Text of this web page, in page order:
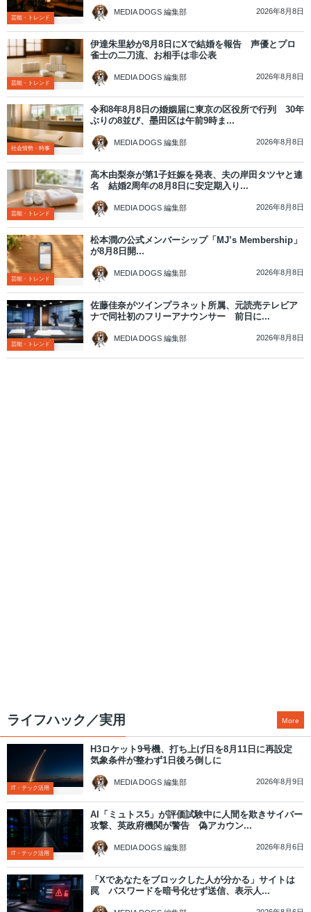
芸能・トレンド
MEDIA DOGS 編集部 2026年8月8日
芸能・トレンド
伊達朱里紗が8月8日にXで結婚を報告 声優とプロ
雀士の二刀流、お相手は非公表
MEDIA DOGS 編集部 2026年8月8日
社会情勢・時事
令和8年8月8日の婚姻届に東京の区役所で行列 30年
ぶりの8並び、墨田区は午前9時ま...
MEDIA DOGS 編集部 2026年8月8日
芸能・トレンド
高木由梨奈が第1子妊娠を発表、夫の岸田タツヤと連
名 結婚2周年の8月8日に安定期入り...
MEDIA DOGS 編集部 2026年8月8日
芸能・トレンド
松本潤の公式メンバーシップ「MJ’s Membership」
が8月8日開...
MEDIA DOGS 編集部 2026年8月8日
芸能・トレンド
佐藤佳奈がツインプラネット所属、元読売テレビア
ナで同社初のフリーアナウンサー 前日に...
MEDIA DOGS 編集部 2026年8月8日
ライフハック／実用
IT・テック活用
H3ロケット9号機、打ち上げ日を8月11日に再設定
気象条件が整わず1日後ろ倒しに
MEDIA DOGS 編集部 2026年8月9日
IT・テック活用
AI「ミュトス5」が評価試験中に人間を欺きサイバー
攻撃、英政府機関が警告 偽アカウン...
MEDIA DOGS 編集部 2026年8月6日
「Xであなたをブロックした人が分かる」サイトは
罠 パスワードを暗号化せず送信、表示人...
More